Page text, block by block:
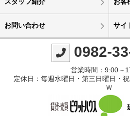
お問い合わせ サイ
0982-
営業時間：9:00～
定休日：毎週水曜日・第三日曜日・
Ｗ